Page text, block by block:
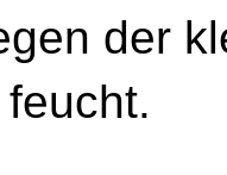
der